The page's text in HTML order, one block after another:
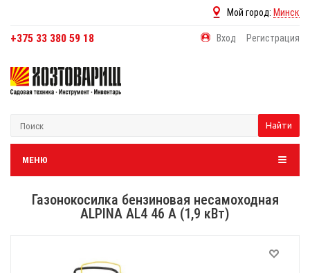
Мой город: Минск
+375 33 380 59 18 Вход Регистрация
Найти
МЕНЮ
Газонокосилка бензиновая несамоходная
ALPINA AL4 46 A (1,9 кВт)